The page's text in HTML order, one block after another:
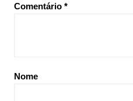
Comentário *
Nome